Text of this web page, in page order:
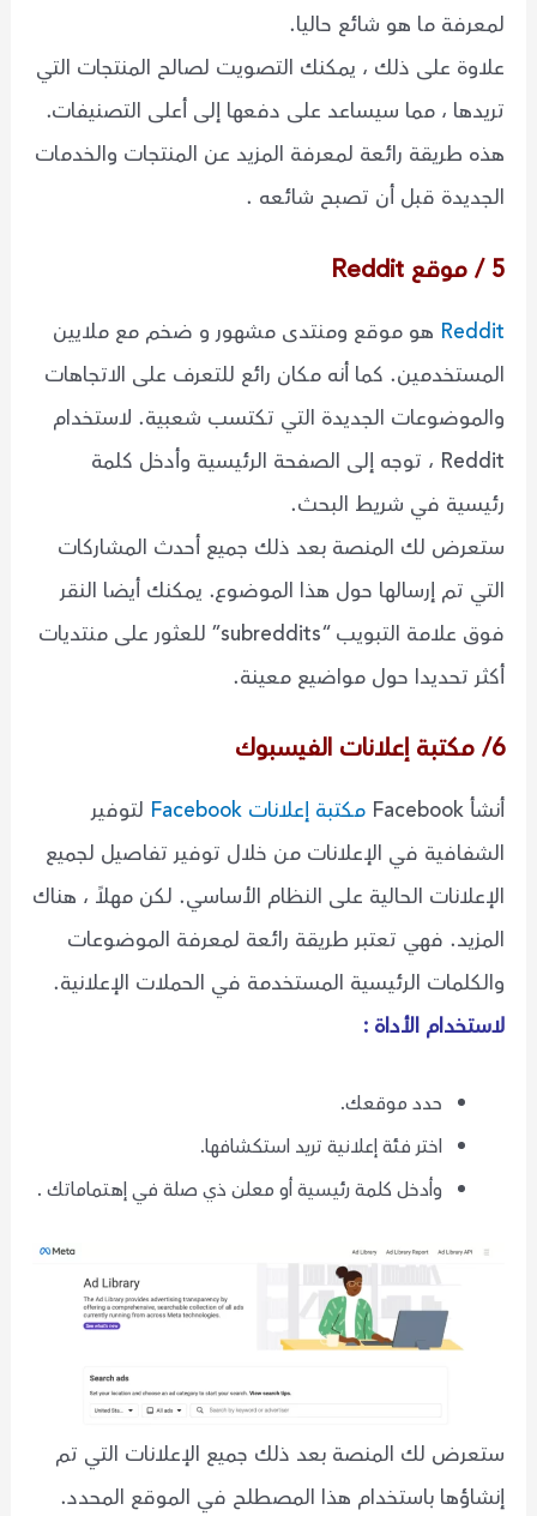
لمعرفة ما هو شائع حاليا.
علاوة على ذلك ، يمكنك التصويت لصالح المنتجات التي
تريدها ، مما سيساعد على دفعها إلى أعلى التصنيفات.
هذه طريقة رائعة لمعرفة المزيد عن المنتجات والخدمات
الجديدة قبل أن تصبح شائعه .
5 / موقع Reddit
Reddit هو موقع ومنتدى مشهور و ضخم مع ملايين
المستخدمين. كما أنه مكان رائع للتعرف على الاتجاهات
والموضوعات الجديدة التي تكتسب شعبية. لاستخدام
Reddit ، توجه إلى الصفحة الرئيسية وأدخل كلمة
رئيسية في شريط البحث.
ستعرض لك المنصة بعد ذلك جميع أحدث المشاركات
التي تم إرسالها حول هذا الموضوع. يمكنك أيضا النقر
فوق علامة التبويب “subreddits” للعثور على منتديات
أكثر تحديدا حول مواضيع معينة.
6/ مكتبة إعلانات الفيسبوك
أنشأ Facebook مكتبة إعلانات Facebook
لتوفير
الشفافية في الإعلانات من خلال توفير تفاصيل لجميع
الإعلانات الحالية على النظام الأساسي. لكن مهلاً ، هناك
المزيد. فهي تعتبر طريقة رائعة لمعرفة الموضوعات
والكلمات الرئيسية المستخدمة في الحملات الإعلانية.
لاستخدام الأداة :
حدد موقعك.
اختر فئة إعلانية تريد استكشافها.
وأدخل كلمة رئيسية أو معلن ذي صلة في إهتماماتك .
ستعرض لك المنصة بعد ذلك جميع الإعلانات التي تم
إنشاؤها باستخدام هذا المصطلح في الموقع المحدد.